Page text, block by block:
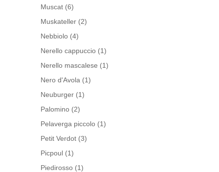
Muscat (6)
Muskateller (2)
Nebbiolo (4)
Nerello cappuccio (1)
Nerello mascalese (1)
Nero d'Avola (1)
Neuburger (1)
Palomino (2)
Pelaverga piccolo (1)
Petit Verdot (3)
Picpoul (1)
Piedirosso (1)